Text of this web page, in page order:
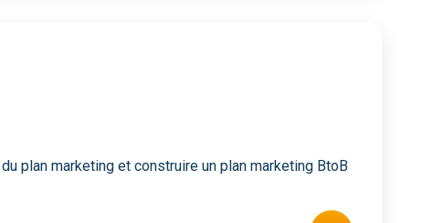
plan marketing et construire un plan marketing BtoB